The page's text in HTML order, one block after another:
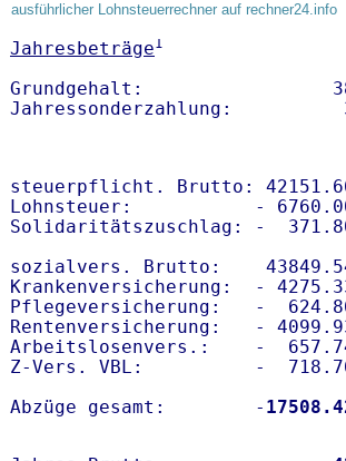
ausführlicher Lohnsteuerrechner auf rechner24.info
Jahresbeträge1
Grundgehalt:
steuerpflicht. Brutto:
Lohnsteuer:           -
Solidaritätszuschlag: -
sozialvers. Brutto:
Krankenversicherung:  -
Pflegeversicherung:   -
Rentenversicherung:   -
Arbeitslosenvers.:    -
Z-Vers. VBL:          -
Abzüge gesamt:        -